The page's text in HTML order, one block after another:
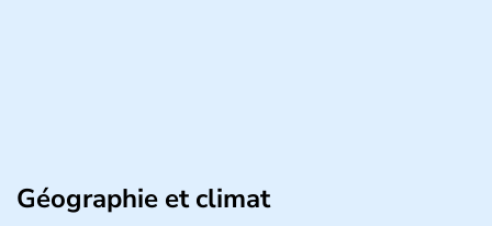
Géographie et climat